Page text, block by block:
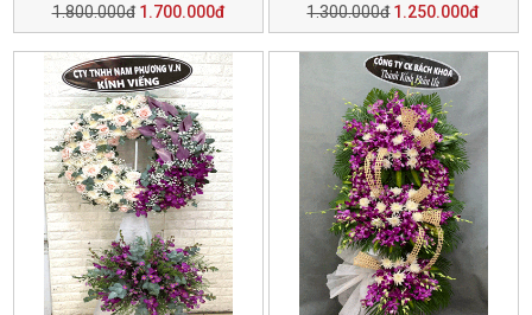
1.800.000đ 1.700.000đ
1.300.000đ 1.250.000đ